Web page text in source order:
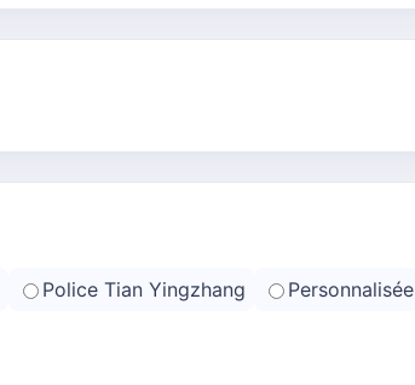
Police Tian Yingzhang
Personnalisée